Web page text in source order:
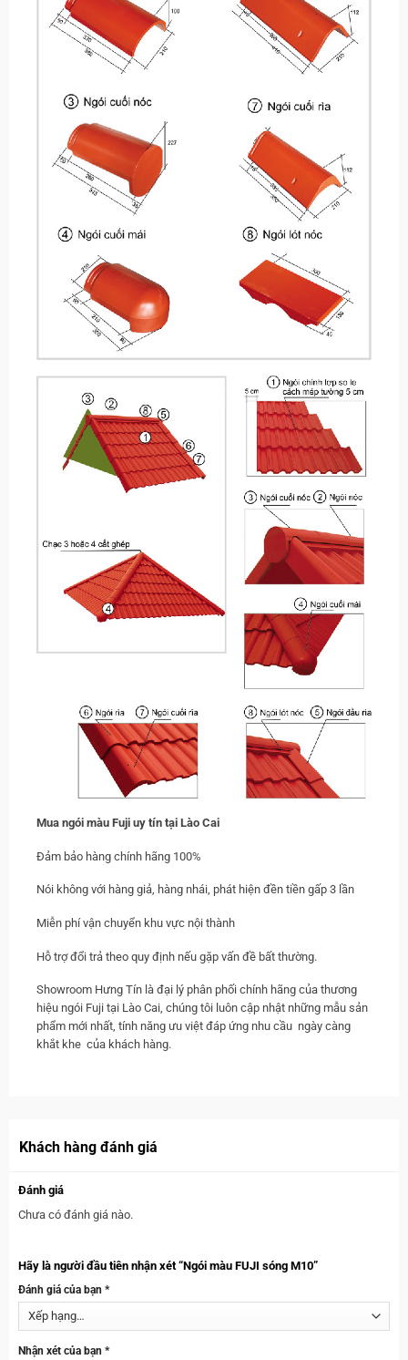
Mua ngói màu Fuji uy tín tại Lào Cai
Đảm bảo hàng chính hãng 100%
Nói không với hàng giả, hàng nhái, phát hiện đền tiền gấp 3 lần
Miễn phí vận chuyển khu vực nội thành
Hỗ trợ đổi trả theo quy định nếu gặp vấn đề bất thường.
Showroom Hưng Tín là đại lý phân phối chính hãng của thương
hiệu ngói Fuji tại Lào Cai, chúng tôi luôn cập nhật những mẫu sản
phẩm mới nhất, tính năng ưu việt đáp ứng nhu cầu ngày càng
khắt khe của khách hàng.
Khách hàng đánh giá
Đánh giá
Chưa có đánh giá nào.
Hãy là người đầu tiên nhận xét “Ngói màu FUJI sóng M10”
Đánh giá của bạn *
Nhận xét của bạn *